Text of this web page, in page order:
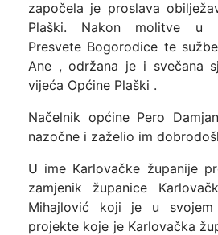
započela je proslava
Plaški. Nakon molitve u
Presvete Bogorodice te
Ane , održana je i svečana
vijeća Općine Plaški .
Načelnik općine Pero
nazočne i zaželio im
U ime Karlovačke županije
zamjenik županice
Mihajlović koji je u svojem
projekte koje je Karlovačka